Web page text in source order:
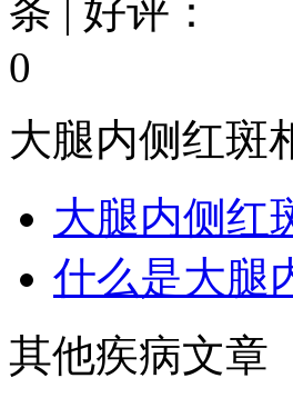
条 | 好评：
0
大腿内侧红斑
大腿内侧红
什么是大腿
其他疾病文章